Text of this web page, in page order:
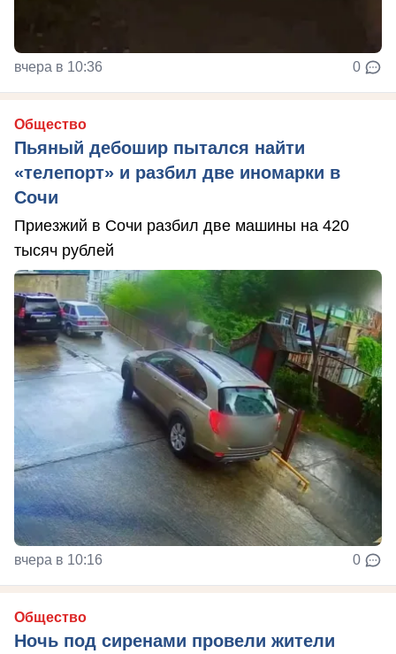
вчера в 10:36 0
Общество
Пьяный дебошир пытался найти
«телепорт» и разбил две иномарки в
Сочи
Приезжий в Сочи разбил две машины на 420
тысяч рублей
вчера в 10:16 0
Общество
Ночь под сиренами провели жители